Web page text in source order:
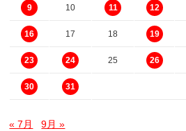
9 10 11 12
16 17 18 19
23 24 25 26
30 31
« 7月 9月 »